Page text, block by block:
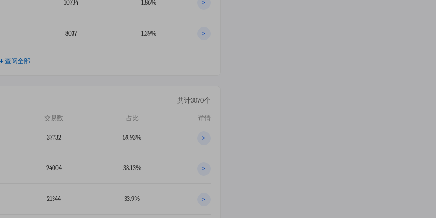
10734 1.86% >
8037 1.39% >
查阅全部
共计3070个
交易数 占比 详情
37732 59.93% >
24004 38.13% >
21344 33.9% >